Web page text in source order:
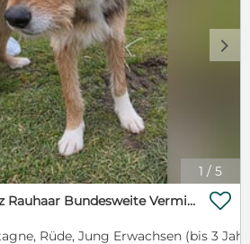
1 / 5
d
Hund Rüde Tierschutz Rauhaar Bundesweite Vermittlung
Rüde, Jung Erwachsen (bis 3
